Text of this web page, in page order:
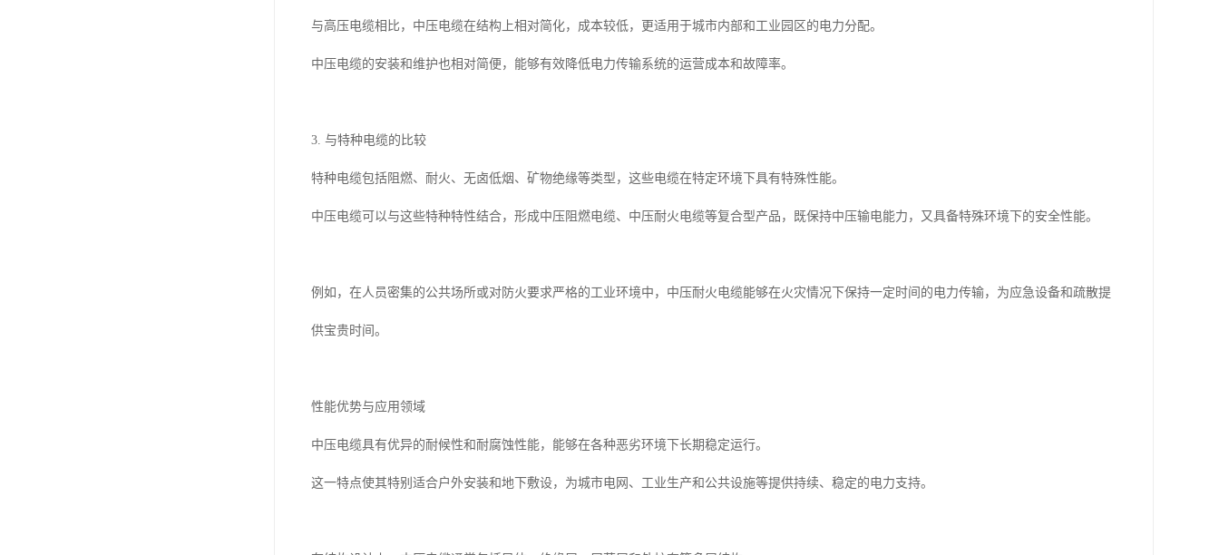
与高压电缆相比，中压电缆在结构上相对简化，成本较低，更适用于城市内部和工业园区的电力分配。
中压电缆的安装和维护也相对简便，能够有效降低电力传输系统的运营成本和故障率。
3. 与特种电缆的比较
特种电缆包括阻燃、耐火、无卤低烟、矿物绝缘等类型，这些电缆在特定环境下具有特殊性能。
中压电缆可以与这些特种特性结合，形成中压阻燃电缆、中压耐火电缆等复合型产品，既保持中压输电能力，又具备特殊环境下的安全性能。
例如，在人员密集的公共场所或对防火要求严格的工业环境中，中压耐火电缆能够在火灾情况下保持一定时间的电力传输，为应急设备和疏散提
供宝贵时间。
性能优势与应用领域
中压电缆具有优异的耐候性和耐腐蚀性能，能够在各种恶劣环境下长期稳定运行。
这一特点使其特别适合户外安装和地下敷设，为城市电网、工业生产和公共设施等提供持续、稳定的电力支持。